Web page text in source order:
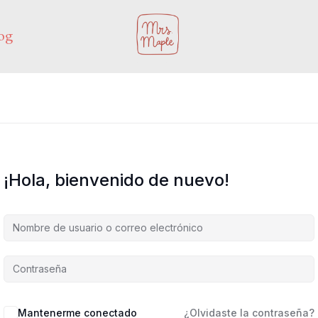
¡Hola, bienvenido de nuevo!
Mantenerme conectado ¿Olvidaste la contraseña?